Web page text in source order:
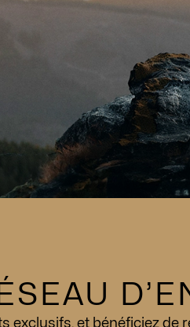
exclusifs, et bénéficiez